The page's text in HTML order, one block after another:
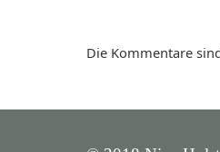
Die Kommentare